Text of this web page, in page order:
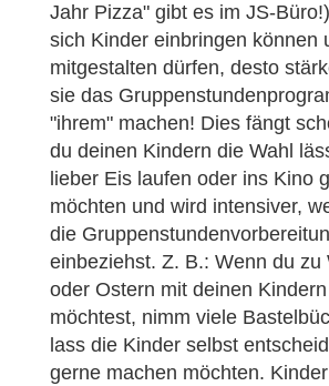
Jahr Pizza" gibt es im JS-
sich Kinder einbringen können
mitgestalten dürfen, desto
sie das
"ihrem" machen! Dies fängt
du deinen Kindern die Wahl
lieber Eis laufen oder ins Kino
möchten und wird intensiver,
die
einbeziehst. Z. B.: Wenn du zu
oder Ostern mit deinen
möchtest, nimm viele
lass die Kinder selbst
gerne machen möchten.